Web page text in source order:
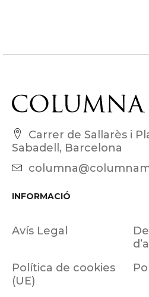
Carrer de Sallarès i
Sabadell, Barcelona
INFORMACIÓ
Avís Legal
Política de cookies
(UE)